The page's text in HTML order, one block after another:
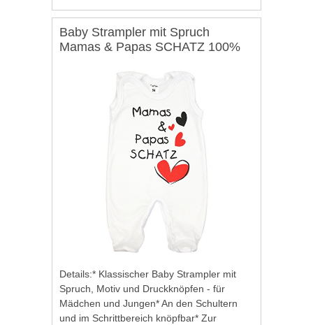
Baby Strampler mit Spruch
Mamas & Papas SCHATZ 100%
Mädchen Strampelanzug / Made
in EU, Farbe: Weiß – Mamas
Papas Schatz, Größe: 86
Details:* Klassischer Baby Strampler mit
Spruch, Motiv und Druckknöpfen - für
Mädchen und Jungen* An den Schultern
und im Schrittbereich knöpfbar* Zur